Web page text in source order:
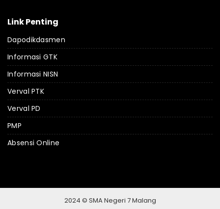
Link Penting
Dapodikdasmen
Informasi GTK
Informasi NISN
Verval PTK
Verval PD
PMP
Absensi Online
2024 © SMA Negeri 7 Malang